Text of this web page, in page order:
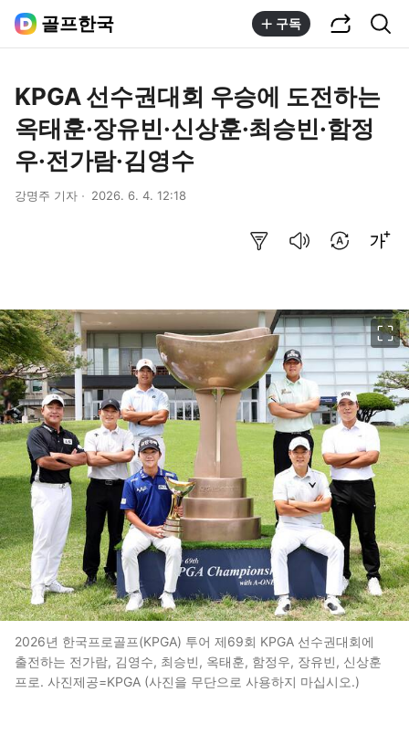
골프한국 구독
KPGA 선수권대회 우승에 도전하는
옥태훈·장유빈·신상훈·최승빈·함정
우·전가람·김영수
강명주 기자 2026. 6. 4. 12:18
2026년 한국프로골프(KPGA) 투어 제69회 KPGA 선수권대회에
출전하는 전가람, 김영수, 최승빈, 옥태훈, 함정우, 장유빈, 신상훈
프로. 사진제공=KPGA (사진을 무단으로 사용하지 마십시오.)